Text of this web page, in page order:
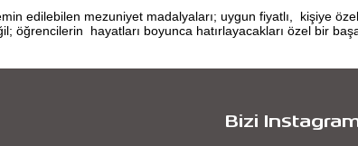
edilebilen mezuniyet madalyaları; uygun fiyatlı, kişiye
öğrencilerin hayatları boyunca hatırlayacakları özel bir
Bizi